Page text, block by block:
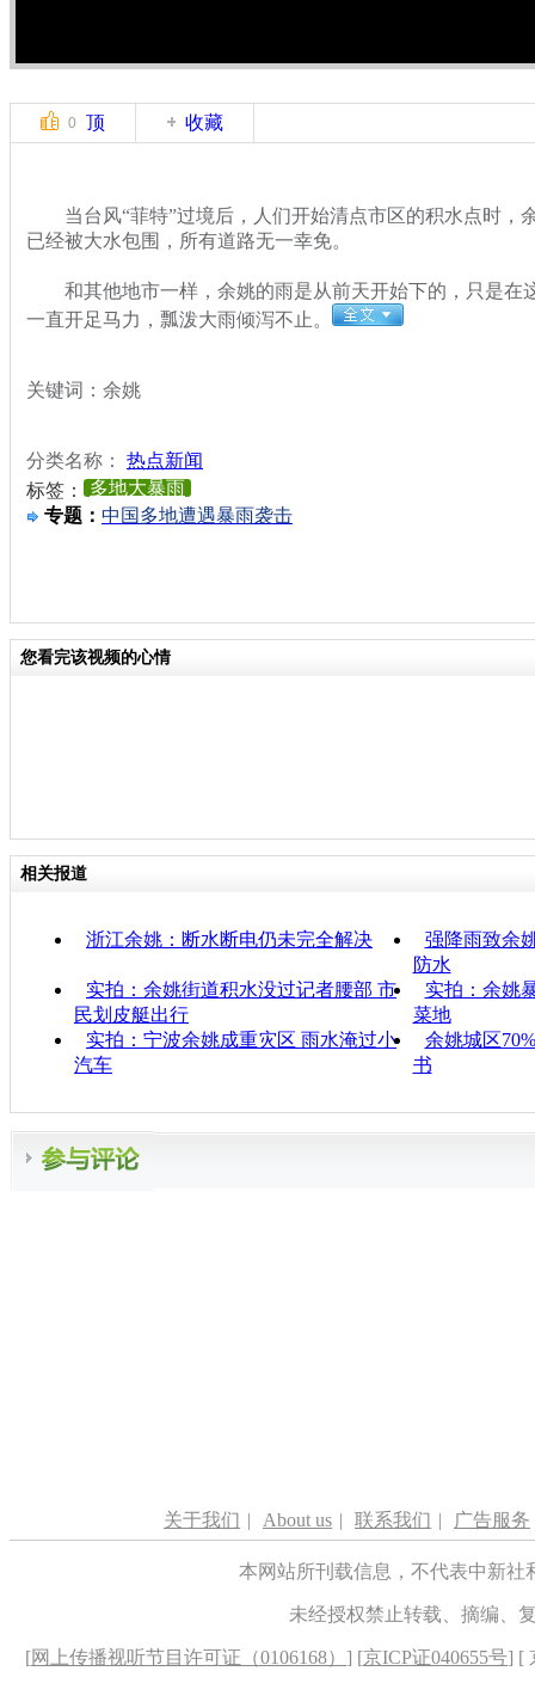
0 顶 收藏
当台风“菲特”过境后，人们开始清点市区的积水点时，
已经被大水包围，所有道路无一幸免。
和其他地市一样，余姚的雨是从前天开始下的，只是在
一直开足马力，瓢泼大雨倾泻不止。
关键词：余姚
分类名称： 热点新闻
标签：
多地大暴雨
专题： 中国多地遭遇暴雨袭击
您看完该视频的心情
相关报道
浙江余姚：断水断电仍未完全解决
强降雨致余
防水
实拍：余姚街道积水没过记者腰部 市
民划皮艇出行
实拍：余姚
菜地
实拍：宁波余姚成重灾区 雨水淹过小
汽车
余姚城区
书
关于我们 | About us | 联系我们 | 广告服务
本网站所刊载信息，不代表中新
未经授权禁止转载、摘编、
[网上传播视听节目许可证（0106168） ] [京ICP证040655号] [